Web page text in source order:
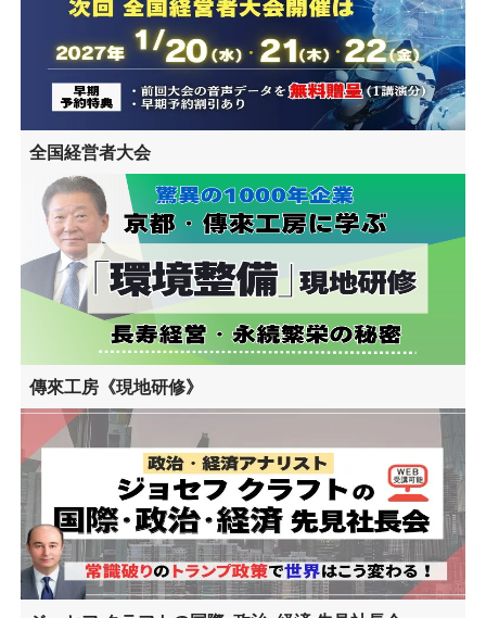
講師セレクトが選ばれる理由
ブログ・コラム
はじめての方へ
ご相談・お見積
全国経営者大会
傳來工房《現地研修》